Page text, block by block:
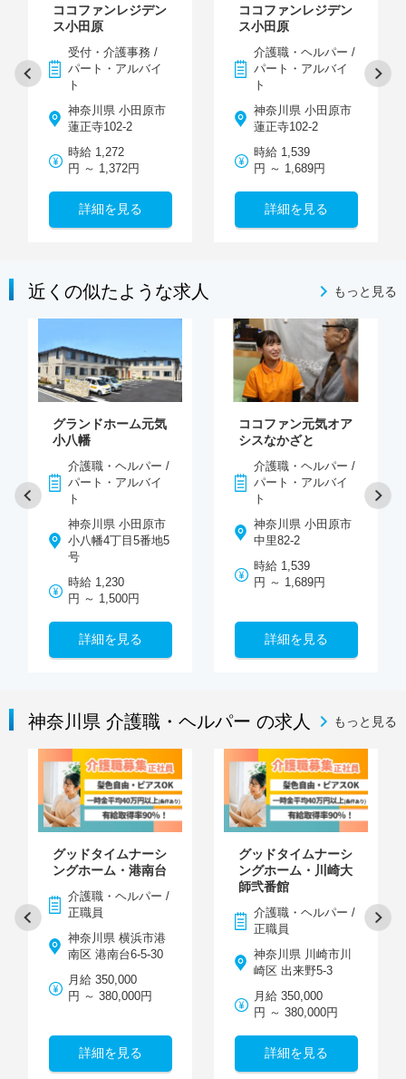
ココファンレジデン
ス小田原
受付・介護事務 /
パート・アルバイ
ト
神奈川県 小田原市
蓮正寺102-2
時給 1,272
円 ～ 1,372円
詳細を見る
ココファンレジデン
ス小田原
介護職・ヘルパー /
パート・アルバイ
ト
神奈川県 小田原市
蓮正寺102-2
時給 1,539
円 ～ 1,689円
詳細を見る
近くの似たような求人 もっと見る
グランドホーム元気
小八幡
介護職・ヘルパー /
パート・アルバイ
ト
神奈川県 小田原市
小八幡4丁目5番地5
号
時給 1,230
円 ～ 1,500円
詳細を見る
ココファン元気オア
シスなかざと
介護職・ヘルパー /
パート・アルバイ
ト
神奈川県 小田原市
中里82-2
時給 1,539
円 ～ 1,689円
詳細を見る
神奈川県 介護職・ヘルパー の求人 もっと見る
グッドタイムナーシ
ングホーム・港南台
介護職・ヘルパー /
正職員
神奈川県 横浜市港
南区 港南台6-5-30
月給 350,000
円 ～ 380,000円
詳細を見る
グッドタイムナーシ
ングホーム・川崎大
師弐番館
介護職・ヘルパー /
正職員
神奈川県 川崎市川
崎区 出来野5-3
月給 350,000
円 ～ 380,000円
詳細を見る